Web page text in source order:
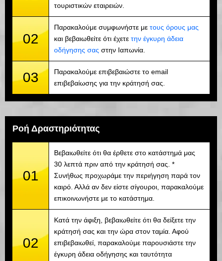
τουριστικών εταιρειών.
02
Παρακαλούμε συμφωνήστε με τους όρους μας
και βεβαιωθείτε ότι έχετε την έγκυρη άδεια
οδήγησης σας στην Ιαπωνία.
03
Παρακαλούμε επιβεβαιώστε το email
επιβεβαίωσης για την κράτησή σας.
Ροή Δραστηριότητας
01
Βεβαιωθείτε ότι θα έρθετε στο κατάστημά μας
30 λεπτά πριν από την κράτησή σας. *
Συνήθως προχωράμε την περιήγηση παρά τον
καιρό. Αλλά αν δεν είστε σίγουροι, παρακαλούμε
επικοινωνήστε με το κατάστημα.
02
Κατά την άφιξη, βεβαιωθείτε ότι θα δείξετε την
κράτησή σας και την ώρα στον ταμία. Αφού
επιβεβαιωθεί, παρακαλούμε παρουσιάστε την
έγκυρη άδεια οδήγησης και ταυτότητα